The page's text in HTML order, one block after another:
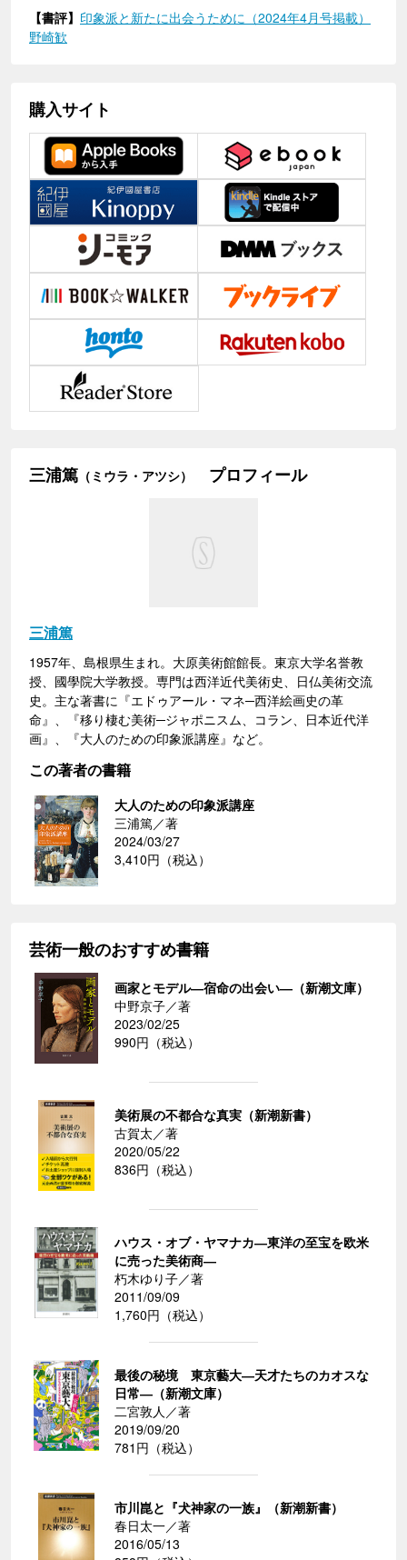
【書評】 印象派と新たに出会うために（2024年4月号掲載）
野崎歓
購入サイト
三浦篤 （ミウラ・アツシ） プロフィール
三浦篤
1957年、島根県生まれ。大原美術館館長。東京大学名誉教
授、國學院大学教授。専門は西洋近代美術史、日仏美術交流
史。主な著書に『エドゥアール・マネ─西洋絵画史の革
命』、『移り棲む美術─ジャポニスム、コラン、日本近代洋
画』、『大人のための印象派講座』など。
この著者の書籍
大人のための印象派講座
三浦篤／著
2024/03/27
3,410円（税込）
芸術一般のおすすめ書籍
画家とモデル―宿命の出会い―（新潮文庫）
中野京子／著
2023/02/25
990円（税込）
美術展の不都合な真実（新潮新書）
古賀太／著
2020/05/22
836円（税込）
ハウス・オブ・ヤマナカ―東洋の至宝を欧米
に売った美術商―
朽木ゆり子／著
2011/09/09
1,760円（税込）
最後の秘境 東京藝大―天才たちのカオスな
日常―（新潮文庫）
二宮敦人／著
2019/09/20
781円（税込）
市川崑と『犬神家の一族』（新潮新書）
春日太一／著
2016/05/13